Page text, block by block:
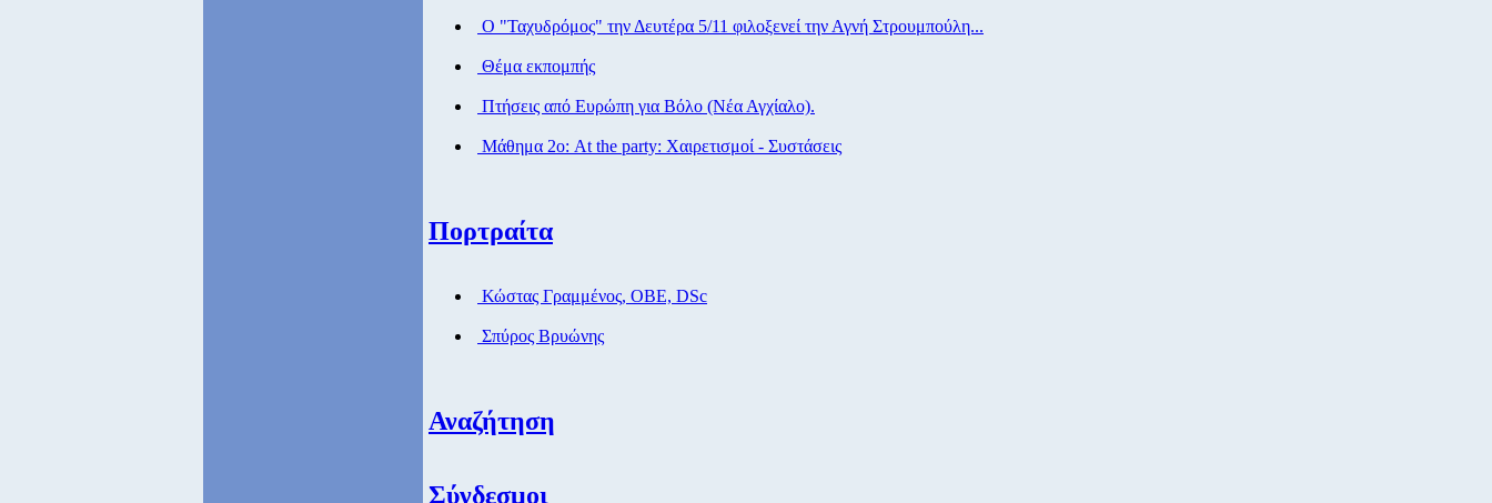
Ο "Ταχυδρόμος" την Δευτέρα 5/11 φιλοξενεί την Αγνή Στρουμπούλη...
Θέμα εκπομπής
Πτήσεις από Eυρώπη για Βόλο (Νέα Αγχίαλο).
Μάθημα 2ο: At the party: Χαιρετισμοί - Συστάσεις
Πορτραίτα
Κώστας Γραμμένος, ΟΒΕ, DSc
Σπύρος Βρυώνης
Αναζήτηση
Σύνδεσμοι